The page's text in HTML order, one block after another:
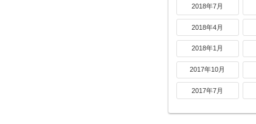
2018年7月
2018年4月
2018年1月
2017年10月
2017年7月